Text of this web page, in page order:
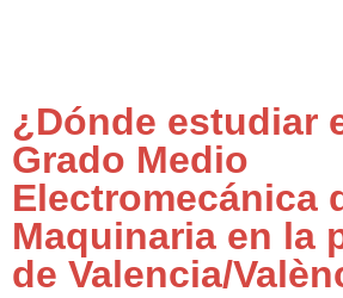
¿Dónde estudiar
Grado Medio
Electromecánica
Maquinaria en la
de Valencia/